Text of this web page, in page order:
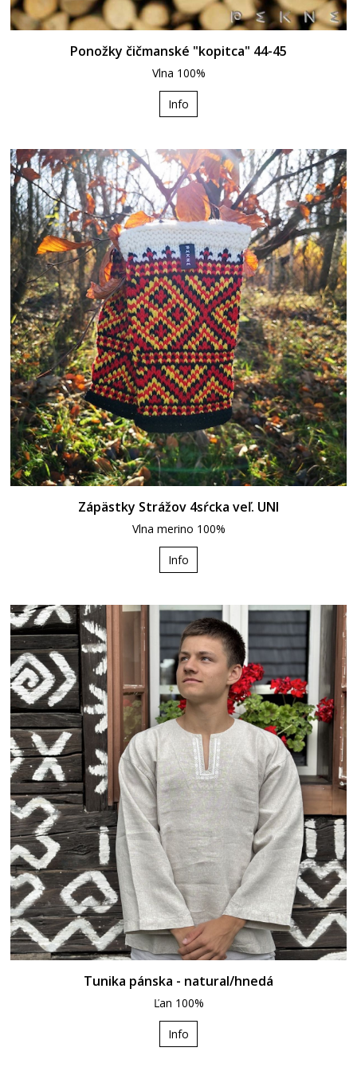
Ponožky čičmanské "kopitca" 44-45
Vlna 100%
Info
Zápästky Strážov 4sŕcka veľ. UNI
Vlna merino 100%
Info
Tunika pánska - natural/hnedá
Ľan 100%
Info